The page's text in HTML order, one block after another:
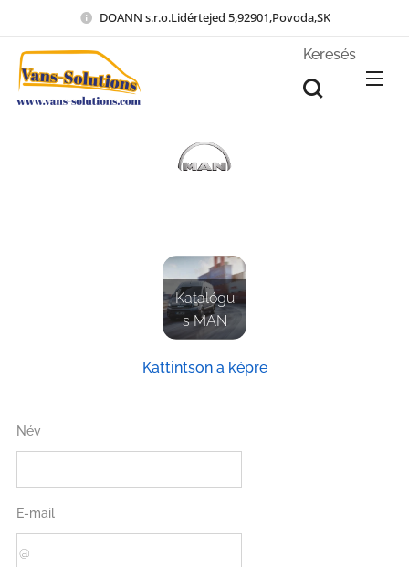
DOANN s.r.o.Lidértejed 5,92901,Povoda,SK
Keresés
Katalógu
s MAN
Kattintson a képre
Név
E-mail